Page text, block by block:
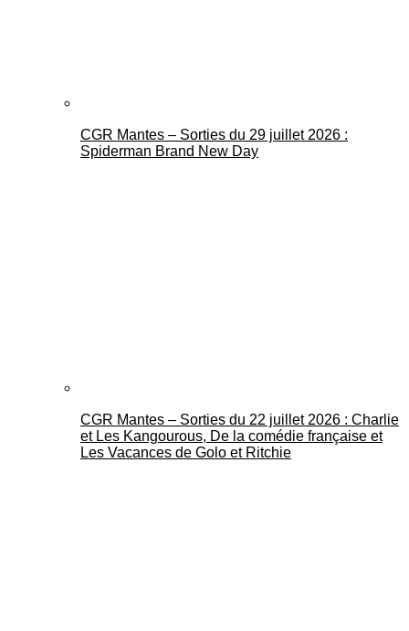
CGR Mantes – Sorties du 29 juillet 2026 :
Spiderman Brand New Day
CGR Mantes – Sorties du 22 juillet 2026 : Charlie
et Les Kangourous, De la comédie française et
Les Vacances de Golo et Ritchie